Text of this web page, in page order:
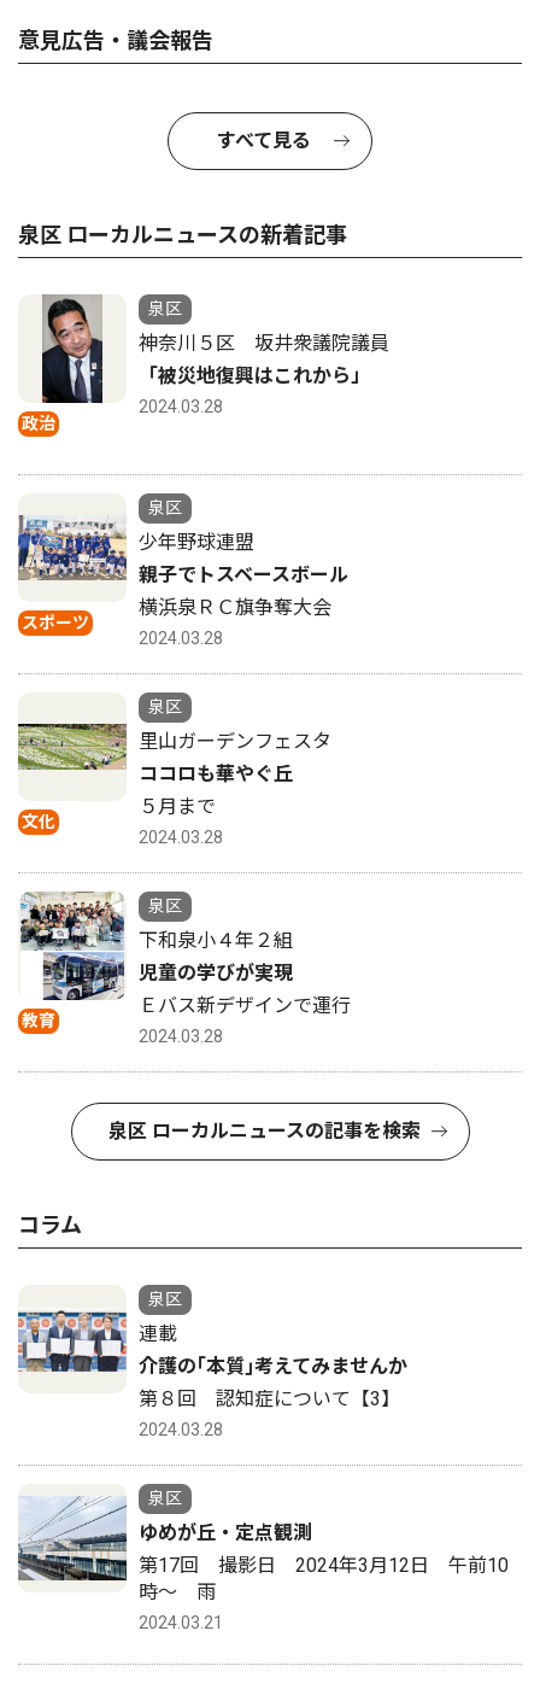
意見広告・議会報告
すべて見る
泉区 ローカルニュースの新着記事
政治
泉区
神奈川５区 坂井衆議院議員
「被災地復興はこれから」
2024.03.28
スポーツ
泉区
少年野球連盟
親子でトスベースボール
横浜泉ＲＣ旗争奪大会
2024.03.28
文化
泉区
里山ガーデンフェスタ
ココロも華やぐ丘
５月まで
2024.03.28
教育
泉区
下和泉小４年２組
児童の学びが実現
Ｅバス新デザインで運行
2024.03.28
泉区 ローカルニュースの記事を検索
コラム
泉区
連載
介護の｢本質｣考えてみませんか
第８回 認知症について【3】
2024.03.28
泉区
ゆめが丘・定点観測
第17回 撮影日 2024年3月12日 午前10
時〜 雨
2024.03.21